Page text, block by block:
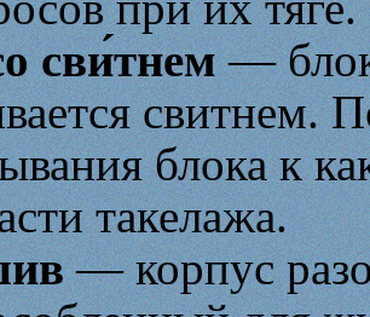
сви́тнем—
свитнем.
блока к
такелажа.
— корпус